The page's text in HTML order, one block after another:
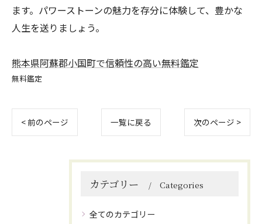
ます。パワーストーンの魅力を存分に体験して、豊かな
人生を送りましょう。
熊本県阿蘇郡小国町で信頼性の高い無料鑑定
無料鑑定
< 前のページ 一覧に戻る 次のページ >
カテゴリー Categories
全てのカテゴリー